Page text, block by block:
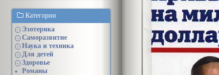
Категории
+ Эзотерика
+ Саморазвитие
+ Наука и техника
+ Для детей
+
Здоровье
Романы